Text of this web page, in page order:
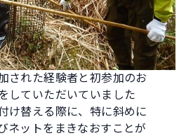
された経験者と初参加のお
していただいていました
け替える際に、特に斜めに
ネットをまきなおすことが